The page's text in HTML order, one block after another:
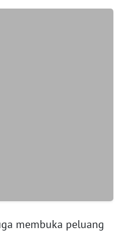
membuka peluang